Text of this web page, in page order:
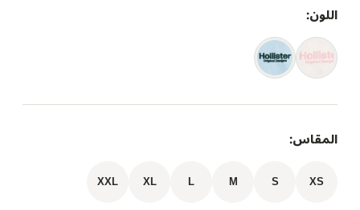
اللون:
المقاس:
XS
S
M
L
XL
XXL